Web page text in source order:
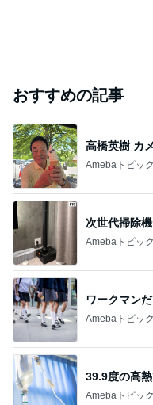
おすすめの記事
高橋英樹 カ
Amebaトピッ
次世代掃除
Amebaトピッ
ワークマン
Amebaトピッ
39.9度の高
Amebaトピッ